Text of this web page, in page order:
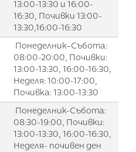
13:00-13:30 и 16:00-
16:30, Почивки 13:00-
13:30,16:00-16:30
Понеделник–Събота:
08:00-20:00, Почивки:
13:00-13:30, 16:00-16:30,
Неделя: 10:00-17:00,
Почивка: 13:00-13:30
Понеделник-Събота:
08:30-19:00, Почивки:
13:00-13:30, 16:00-16:30,
Неделя- почивен ден